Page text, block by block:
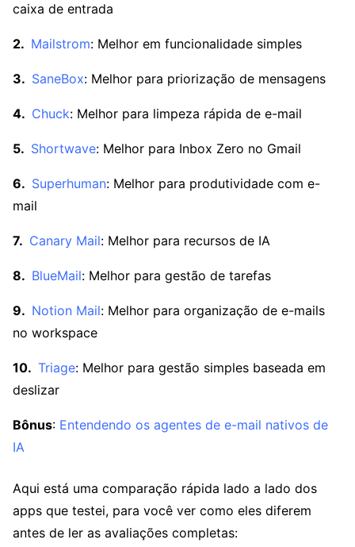
caixa de entrada
Mailstrom: Melhor em funcionalidade simples
SaneBox: Melhor para priorização de mensagens
Chuck: Melhor para limpeza rápida de e-mail
Shortwave: Melhor para Inbox Zero no Gmail
Superhuman: Melhor para produtividade com e-
mail
Canary Mail: Melhor para recursos de IA
BlueMail: Melhor para gestão de tarefas
Notion Mail: Melhor para organização de e-mails
no workspace
Triage: Melhor para gestão simples baseada em
deslizar
Bônus: Entendendo os agentes de e-mail nativos de
IA
Aqui está uma comparação rápida lado a lado dos
apps que testei, para você ver como eles diferem
antes de ler as avaliações completas: